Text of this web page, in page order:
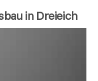
in Dreieich